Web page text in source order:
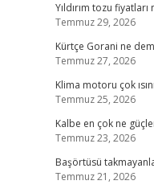
Yıldırım tozu fiyatları
Temmuz 29, 2026
Kürtçe Gorani ne
Temmuz 27, 2026
Klima motoru çok
Temmuz 25, 2026
Kalbe en çok ne
Temmuz 23, 2026
Başörtüsü
Temmuz 21, 2026